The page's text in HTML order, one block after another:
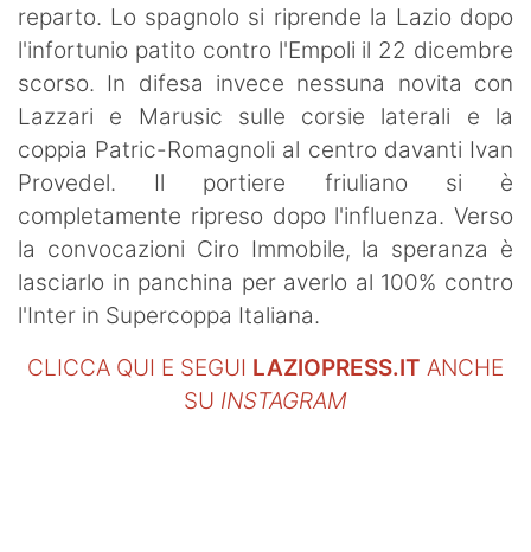
reparto. Lo spagnolo si riprende la Lazio dopo
l'infortunio patito contro l'Empoli il 22 dicembre
scorso. In difesa invece nessuna novita con
Lazzari e Marusic sulle corsie laterali e la
coppia Patric-Romagnoli al centro davanti Ivan
Provedel. Il portiere friuliano si è
completamente ripreso dopo l'influenza. Verso
la convocazioni Ciro Immobile, la speranza è
lasciarlo in panchina per averlo al 100% contro
l'Inter in Supercoppa Italiana.
CLICCA QUI E SEGUI LAZIOPRESS.IT ANCHE
SU INSTAGRAM